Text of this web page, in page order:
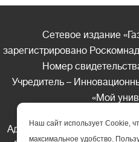
Сетевое издание
зарегистрировано
Номер
Учредитель –
«Мой
Адрес редакции: 185035
Наш сайт использует Cookie,
максимальное удобство.